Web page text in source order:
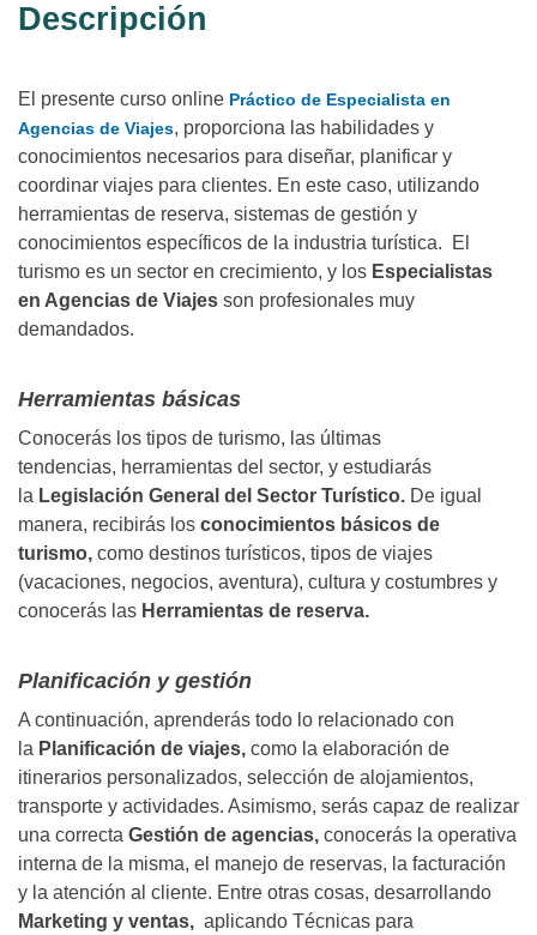
Descripción
El presente curso online Práctico de Especialista en
Agencias de Viajes, proporciona las habilidades y
conocimientos necesarios para diseñar, planificar y
coordinar viajes para clientes. En este caso, utilizando
herramientas de reserva, sistemas de gestión y
conocimientos específicos de la industria turística. El
turismo es un sector en crecimiento, y los Especialistas
en Agencias de Viajes son profesionales muy
demandados.
Herramientas básicas
Conocerás los tipos de turismo, las últimas
tendencias, herramientas del sector, y estudiarás
la Legislación General del Sector Turístico. De igual
manera, recibirás los conocimientos básicos de
turismo, como destinos turísticos, tipos de viajes
(vacaciones, negocios, aventura), cultura y costumbres y
conocerás las Herramientas de reserva.
Planificación y gestión
A continuación, aprenderás todo lo relacionado con
la Planificación de viajes, como la elaboración de
itinerarios personalizados, selección de alojamientos,
transporte y actividades. Asimismo, serás capaz de realizar
una correcta Gestión de agencias, conocerás la operativa
interna de la misma, el manejo de reservas, la facturación
y la atención al cliente. Entre otras cosas, desarrollando
Marketing y ventas, aplicando Técnicas para